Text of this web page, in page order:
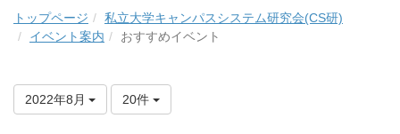
トップページ
私立大学キャンパスシステム研究会(CS研)
イベント案内
おすすめイベント
2022年8月 20件